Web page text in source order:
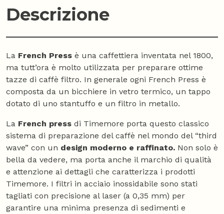
Descrizione
La French Press è una caffettiera inventata nel 1800,
ma tutt’ora è molto utilizzata per preparare ottime
tazze di caffè filtro. In generale ogni French Press è
composta da un bicchiere in vetro termico, un tappo
dotato di uno stantuffo e un filtro in metallo.
La French press di Timemore porta questo classico
sistema di preparazione del caffè nel mondo del “third
wave” con un design moderno e raffinato. Non solo è
bella da vedere, ma porta anche il marchio di qualità
e attenzione ai dettagli che caratterizza i prodotti
Timemore. I filtri in acciaio inossidabile sono stati
tagliati con precisione al laser (a 0,35 mm) per
garantire una minima presenza di sedimenti e